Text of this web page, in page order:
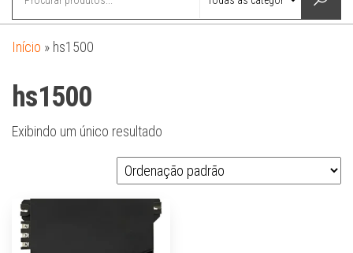
Início » hs1500
hs1500
Exibindo um único resultado